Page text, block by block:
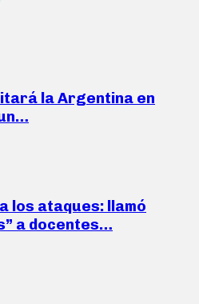
la Argentina en
los ataques: llamó
a docentes…